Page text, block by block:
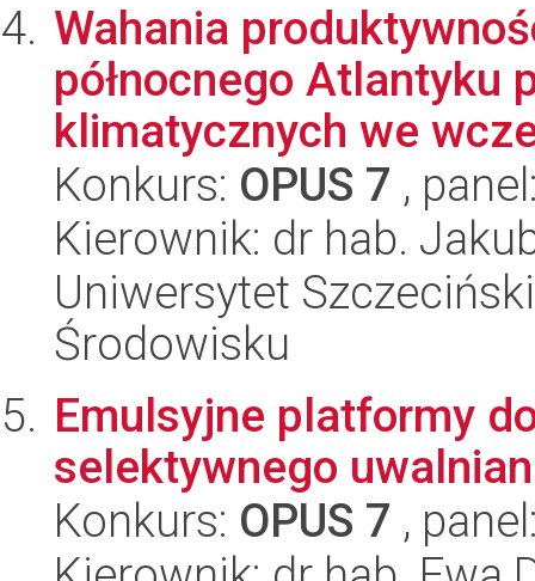
Wahania
północnego Atlantyku
klimatycznych we
Konkurs: OPUS 7 ,
Kierownik: dr hab.
Uniwersytet
Środowisku
Emulsyjne platformy
selektywnego
Konkurs: OPUS 7 ,